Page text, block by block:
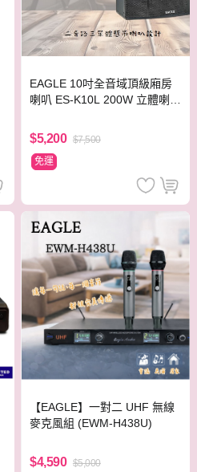
EAGLE 10吋全音域頂級廂房
喇叭 ES-K10L 200W 立體喇
率
$5,200 $7,500
免運
【EAGLE】一對二 UHF 無線
麥克風組 (EWM-H438U)
$4,590 $5,000